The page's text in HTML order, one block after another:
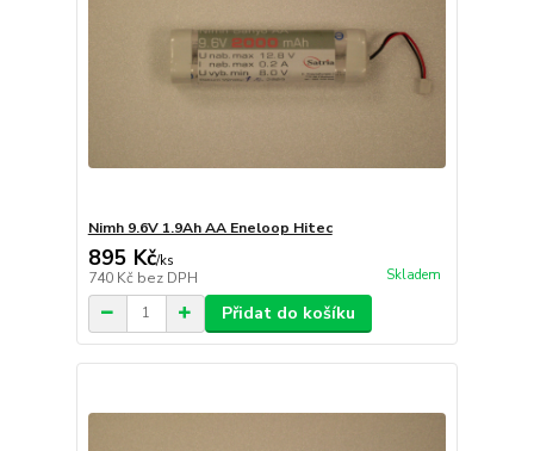
Nimh 9.6V 1.9Ah AA Eneloop Hitec
895 Kč/ks
740 Kč bez DPH Skladem
Přidat do košíku